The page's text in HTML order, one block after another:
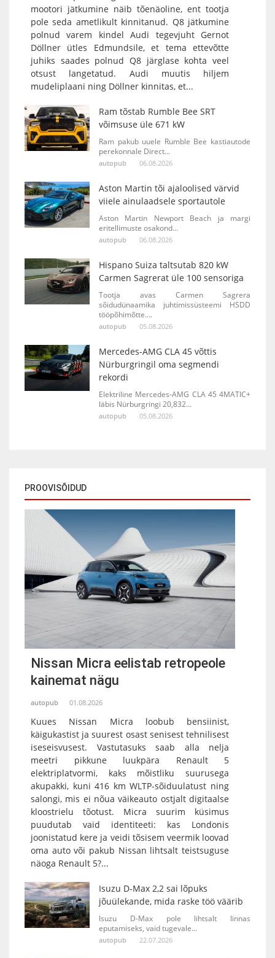
mootori jätkumine näib tõenäoline, ent tootja
pole seda ametlikult kinnitanud. Q8 jätkumine
polnud varem kindel Audi tegevjuht Gernot
Döllner ütles Edmundsile, et tema ettevõtte
juhiks saades polnud Q8 järglase kohta veel
otsust langetatud. Audi muutis hiljem
mudeliplaani ning Döllner kinnitas, et...
Ram tõstab Rumble Bee SRT
võimsuse üle 671 kW
Ram pakub uuele Rumble Bee kastiautode
perekonnale Direct...
autopub 06.08.2026
Aston Martin tõi ajaloolised värvid
viiele ainulaadsele sportautole
Aston Martin Newport Beach ja margi
eritellimuste osakond...
autopub 06.08.2026
Hispano Suiza taltsutab 820 kW
Carmen Sagrerat üle 100 sensoriga
Tootja avas Carmen Sagrera
sõidudünaamika juhtimissüsteemi HSDD
tööpõhimõtte....
autopub 05.08.2026
Mercedes-AMG CLA 45 võttis
Nürburgringil oma segmendi
rekordi
Elektriline Mercedes-AMG CLA 45 4MATIC+
läbis Nürburgringi 20,832...
autopub 05.08.2026
PROOVISÕIDUD
Nissan Micra eelistab retropeole
kainemat nägu
autopub 01.08.2026
Kuues Nissan Micra loobub bensiinist,
käigukastist ja suurest osast senisest tehnilisest
iseseisvusest. Vastutasuks saab alla nelja
meetri pikkune luukpära Renault 5
elektriplatvormi, kaks mõistliku suurusega
akupakki, kuni 416 km WLTP-sõiduulatust ning
salongi, mis ei nõua väikeauto ostjalt digitaalse
kloostrielu tõotust. Micra suurim küsimus
puudutab vaid identiteeti: kas Londonis
joonistatud kere ja veidi tõsisem veermik loovad
oma auto või pakub Nissan lihtsalt teistsuguse
näoga Renault 5?...
Isuzu D-Max 2,2 sai lõpuks
jõuülekande, mida raske töö väärib
Isuzu D-Max pole lihtsalt linnas
eputamiseks, vaid tugevale...
autopub 22.07.2026